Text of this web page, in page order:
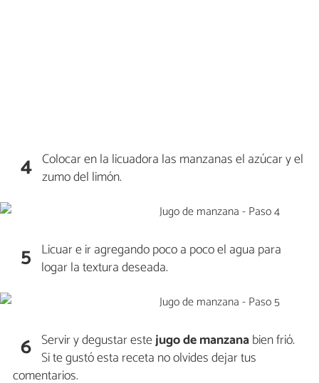
4 Colocar en la licuadora las manzanas el azúcar y el
zumo del limón.
5 Licuar e ir agregando poco a poco el agua para
logar la textura deseada.
6 Servir y degustar estejugo de manzanabien frió.
Si te gustó esta receta no olvides dejar tus
comentarios.